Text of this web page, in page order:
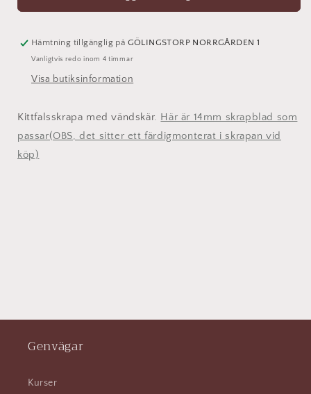
Hämtning tillgänglig på GÖLINGSTORP NORRGÅRDEN 1
Vanligtvis redo inom 4 timmar
Visa butiksinformation
Kittfalsskrapa med vändskär. Här är 14mm skrapblad som
passar(OBS, det sitter ett färdigmonterat i skrapan vid
köp)
Genvägar
Kurser